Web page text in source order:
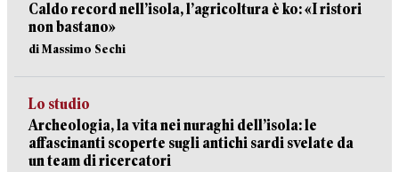
Caldo record nell’isola, l’agricoltura è ko: «I ristori
non bastano»
di Massimo Sechi
Lo studio
Archeologia, la vita nei nuraghi dell’isola: le
affascinanti scoperte sugli antichi sardi svelate da
un team di ricercatori